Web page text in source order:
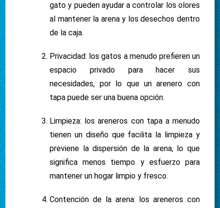
gato y pueden ayudar a controlar los olores
al mantener la arena y los desechos dentro
de la caja.
Privacidad: los gatos a menudo prefieren un
espacio privado para hacer sus
necesidades, por lo que un arenero con
tapa puede ser una buena opción.
Limpieza: los areneros con tapa a menudo
tienen un diseño que facilita la limpieza y
previene la dispersión de la arena, lo que
significa menos tiempo y esfuerzo para
mantener un hogar limpio y fresco.
Contención de la arena: los areneros con